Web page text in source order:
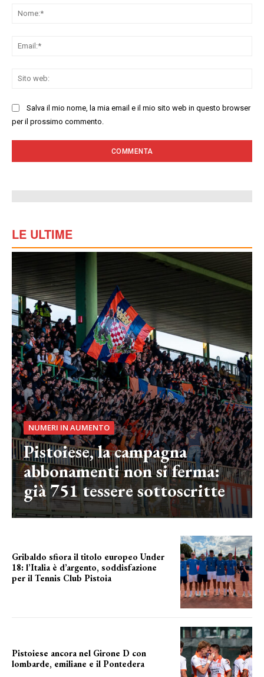
Salva il mio nome, la mia email e il mio sito web in questo browser
per il prossimo commento.
LE ULTIME
NUMERI IN AUMENTO
Pistoiese, la campagna
abbonamenti non si ferma:
già 751 tessere sottoscritte
Gribaldo sfiora il titolo europeo Under
18: l’Italia è d’argento, soddisfazione
per il Tennis Club Pistoia
Pistoiese ancora nel Girone D con
lombarde, emiliane e il Pontedera